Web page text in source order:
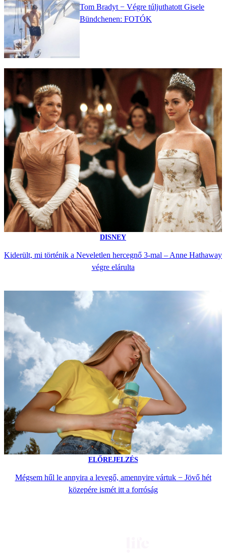
Tom Bradyt − Végre túljuthatott Gisele
Bündchenen: FOTÓK
DISNEY
Kiderült, mi történik a Neveletlen hercegnő 3-mal – Anne Hathaway
végre elárulta
ELŐREJELZÉS
Mégsem hűl le annyira a levegő, amennyire vártuk − Jövő hét
közepére ismét itt a forróság